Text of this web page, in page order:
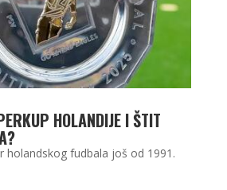
HOLANDIJE I ŠTIT
holandskog fudbala još od 1991.